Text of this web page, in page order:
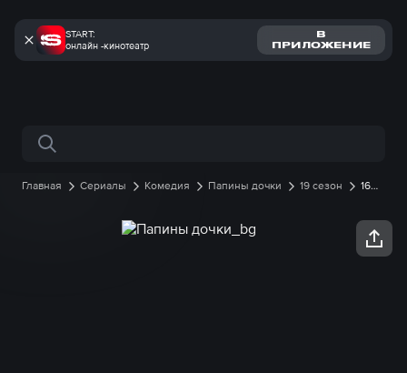
START:
онлайн -кинотеатр
В
ПРИЛОЖЕНИЕ
Поиск по сайту
Главная Сериалы Комедия Папины дочки 19 сезон
16